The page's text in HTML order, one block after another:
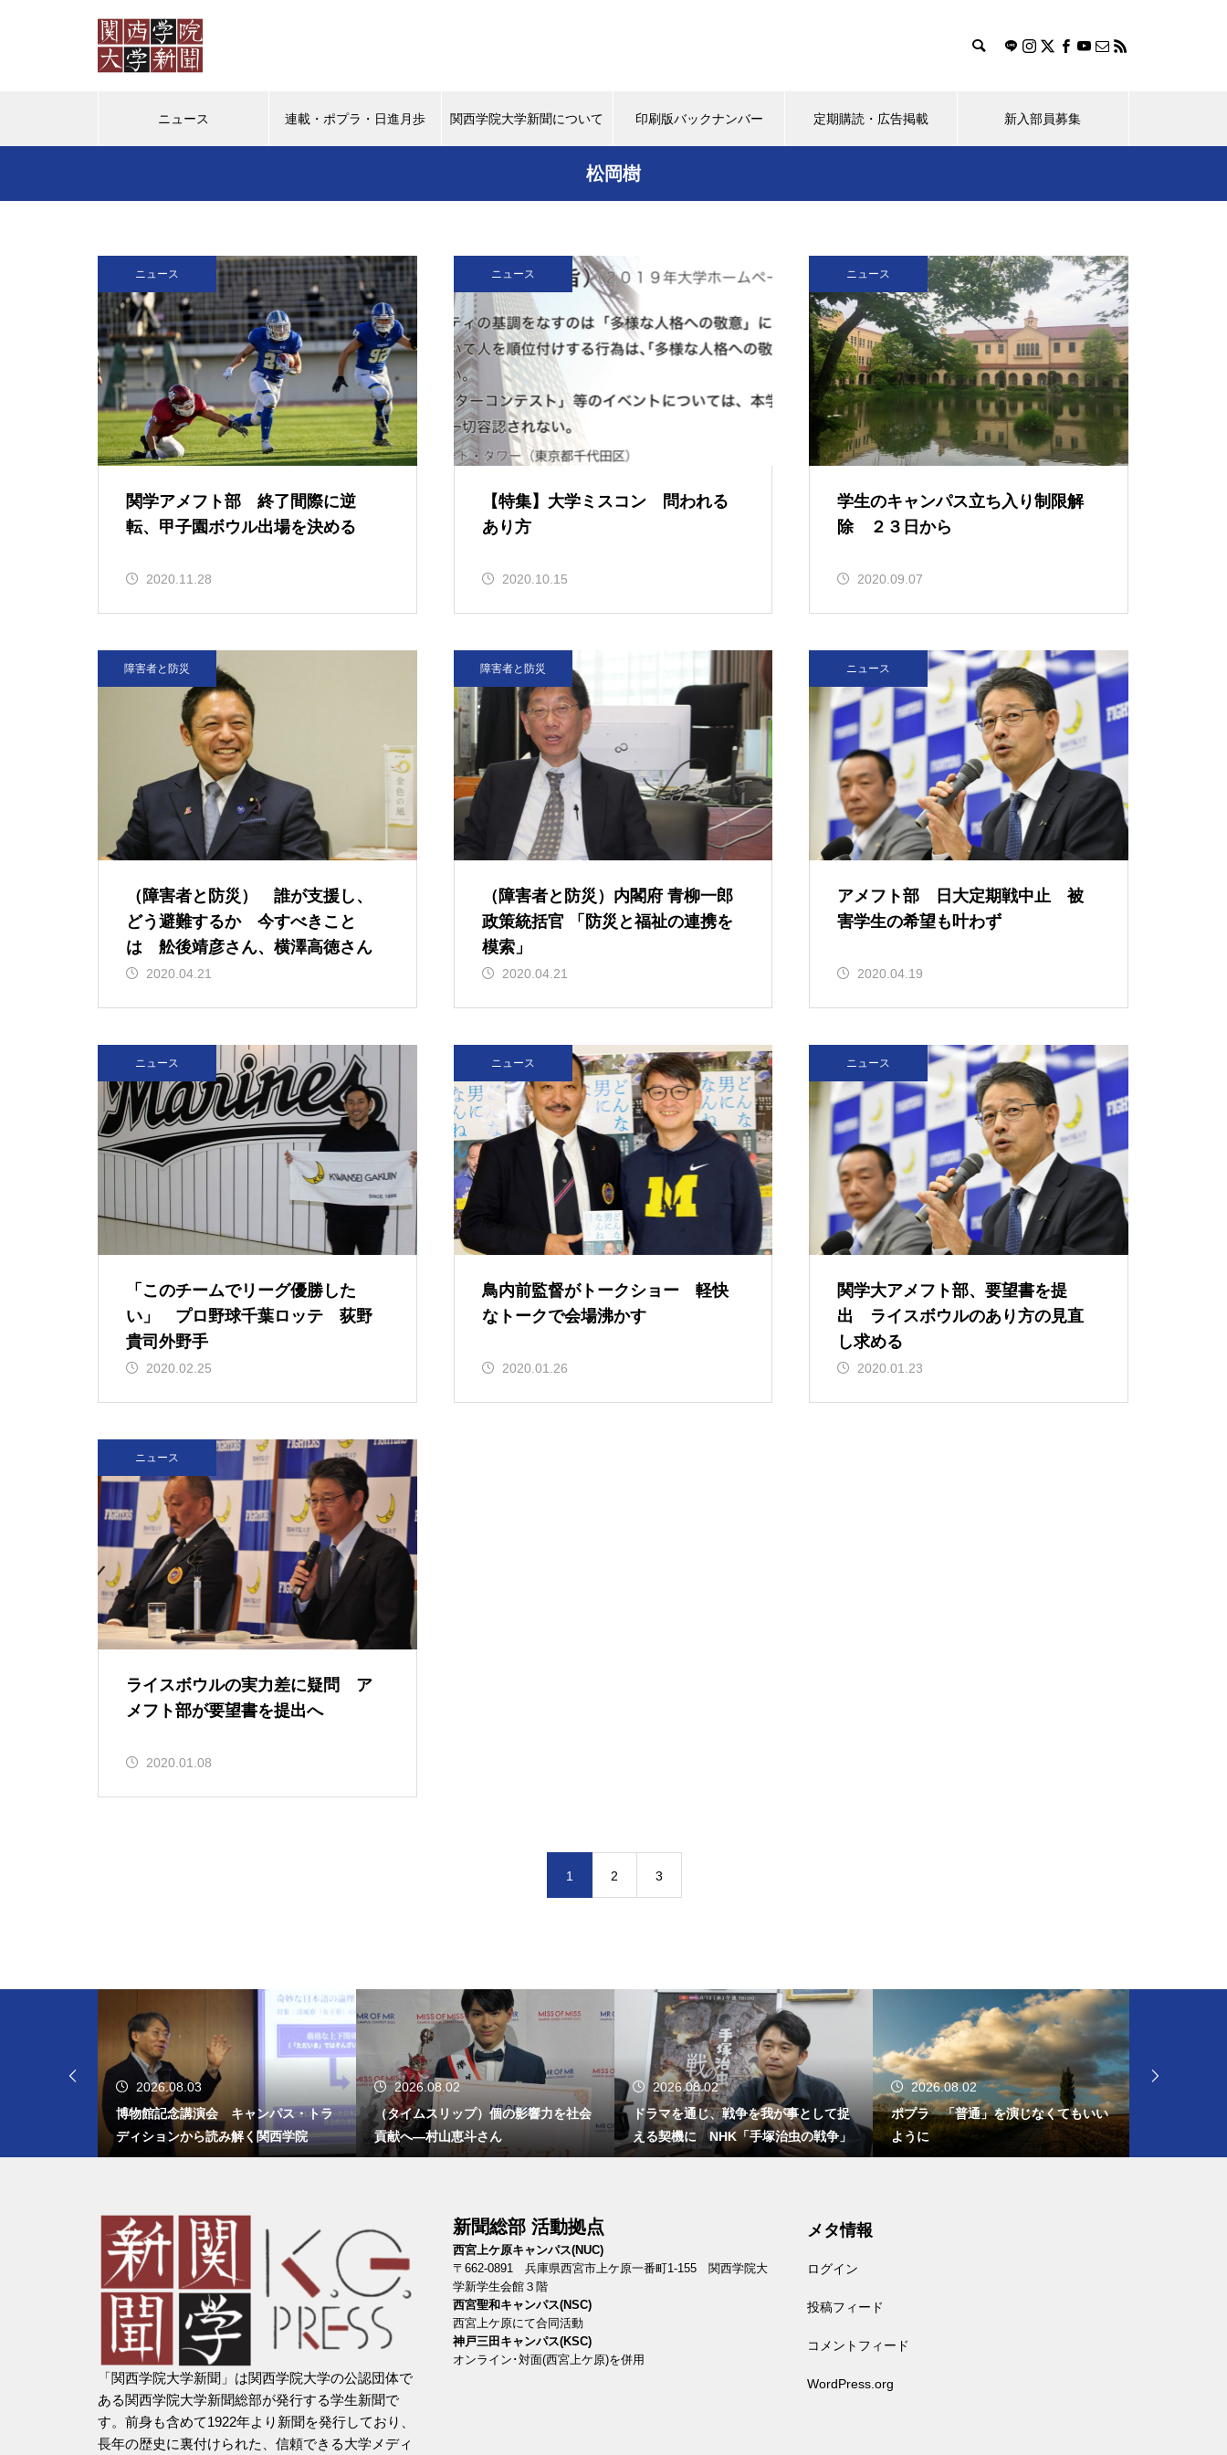
ニュース 連載・ポプラ・日進月歩 関西学院大学新聞について 印刷版バックナンバー 定期購読・広告掲載 新入部員募集
この学生に注目！
ポプラ 「普通」を演じなくて
もいいように
（ポプラ）上下水道にマンホー
ルから関心を
（ポプラ）桜花賞馬レーヌミノ
ルが教えてくれたこと
（ポプラ）かけがえのない日々
を
（ポプラ）天然パーマの大学生
学生のBeRealの使い方に対する
問題提起
（ポプラ）タブー視される
（ポプラ）進む高齢化 自分の
スキルで老後を守る
（ポプラ）不正転売の違法性
（ポプラ）過去の災害からの学
び 二次災害を防ぐには
松岡樹
ニュース
関学アメフト部 終了間際に逆
転、甲子園ボウル出場を決める
2020.11.28
ニュース
【特集】大学ミスコン 問われる
あり方
2020.10.15
ニュース
学生のキャンパス立ち入り制限解
除 ２３日から
2020.09.07
障害者と防災
（障害者と防災） 誰が支援し、
どう避難するか 今すべきこと
は 舩後靖彦さん、横澤高徳さん
2020.04.21
障害者と防災
（障害者と防災）内閣府 青柳一郎
政策統括官 「防災と福祉の連携を
模索」
2020.04.21
ニュース
アメフト部 日大定期戦中止 被
害学生の希望も叶わず
2020.04.19
ニュース
「このチームでリーグ優勝した
い」 プロ野球千葉ロッテ 荻野
貴司外野手
2020.02.25
ニュース
鳥内前監督がトークショー 軽快
なトークで会場沸かす
2020.01.26
ニュース
関学大アメフト部、要望書を提
出 ライスボウルのあり方の見直
し求める
2020.01.23
ニュース
ライスボウルの実力差に疑問 ア
メフト部が要望書を提出へ
2020.01.08
1 2 3
2026.08.03
博物館記念講演会 キャンパス・トラ
ディションから読み解く関西学院
2026.08.02
（タイムスリップ）個の影響力を社会
貢献へ―村山恵斗さん
2026.08.02
ドラマを通じ、戦争を我が事として捉
える契機に NHK「手塚治虫の戦争」
2026.08.02
ポプラ 「普通」を演じなくてもいい
ように
「関西学院大学新聞」は関西学院大学の公認団体で
ある関西学院大学新聞総部が発行する学生新聞で
す。前身も含めて1922年より新聞を発行しており、
長年の歴史に裏付けられた、信頼できる大学メディ
新聞総部 活動拠点
西宮上ケ原キャンパス(NUC)
〒662-0891 兵庫県西宮市上ケ原一番町1-155 関西学院大
学新学生会館３階
西宮聖和キャンパス(NSC)
西宮上ケ原にて合同活動
神戸三田キャンパス(KSC)
オンライン･対面(西宮上ケ原)を併用
メタ情報
ログイン
投稿フィード
コメントフィード
WordPress.org